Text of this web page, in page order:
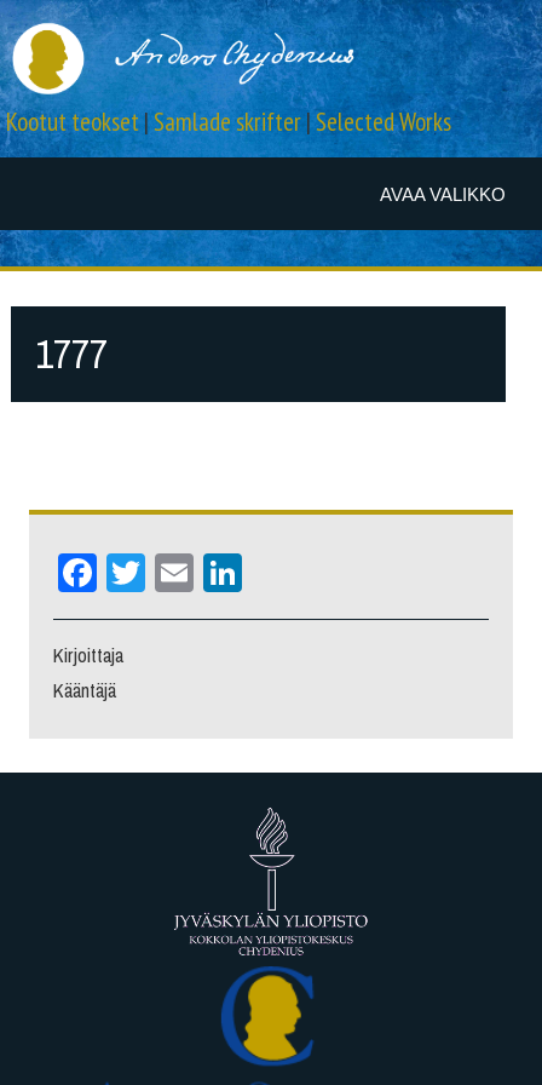
AVAA VALIKKO
Kootut teokset|Samlade skrifter|Selected Works
1777
Facebook
Twitter
EmailLinkedIn
Kirjoittaja
Kääntäjä